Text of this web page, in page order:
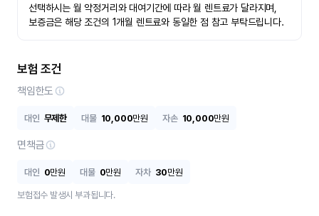
선택하시는 월 약정거리와 대여기간에 따라 월 렌트료가 달라지며,
보증금은 해당 조건의 1개월 렌트료와 동일한 점 참고 부탁드립니다.
보험 조건
책임한도
대인 무제한 대물 10,000만원 자손 10,000만원
면책금
대인 0만원 대물 0만원 자차 30만원
보험접수 발생시 부과됩니다.